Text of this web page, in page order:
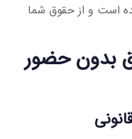
است و از حقوق شما
بدون حضور